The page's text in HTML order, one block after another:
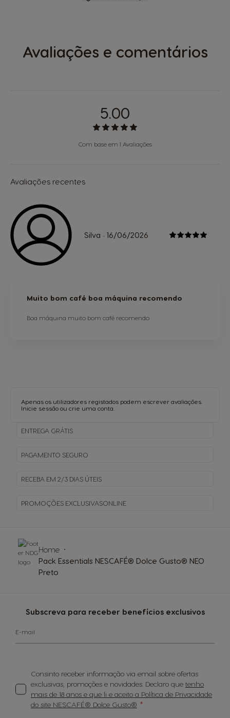
Avaliações e comentários
5.00
Com base em 1 Avaliações
Avaliações recentes
Silva - 16/06/2026
Muito bom café boa máquina recomendo
Boa máquina muito bom café recomendo
Apenas os utilizadores registados podem escrever avaliações.
Inicie sessão ou crie uma conta
ENTREGA GRÁTIS
PAGAMENTO SEGURO
RECEBA EM 2/3 DIAS ÚTEIS
PROMOÇÕES EXCLUSIVASONLINE
Subscreva para receber benefícios exclusivos
E-mail
Consinto receber informação via email sobre ofertas
exclusivas, promoções e novidades. Declaro que tenho
mais de 18 anos e que li e aceito a Política de Privacidade
do site NESCAFÉ® Dolce Gusto®
Home
Pack Essentials NESCAFÉ® Dolce Gusto® NEO
Preto